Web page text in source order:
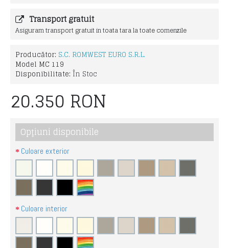
Transport gratuit
Asiguram transport gratuit in toata tara la toate comenzile
Producător: S.C. ROMWEST EURO S.R.L.
Model MC 119
Disponibilitate: În Stoc
20.350 RON
Opţiuni disponibile
Culoare exterior
Culoare interior